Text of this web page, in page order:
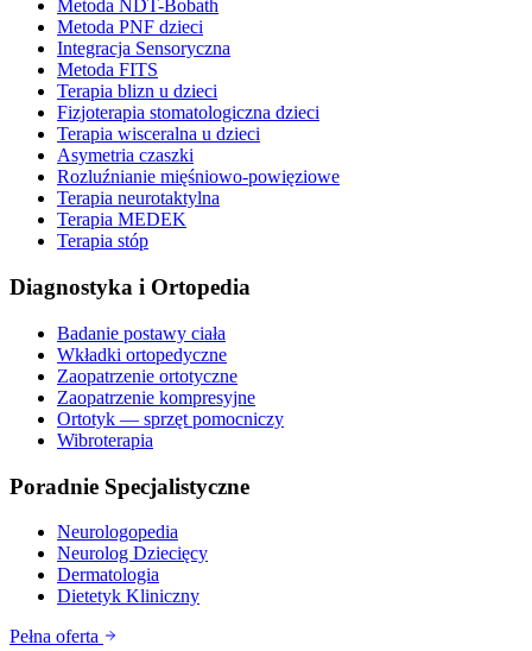
Metoda NDT-Bobath
Metoda PNF dzieci
Integracja Sensoryczna
Metoda FITS
Terapia blizn u dzieci
Fizjoterapia stomatologiczna dzieci
Terapia wisceralna u dzieci
Asymetria czaszki
Rozluźnianie mięśniowo-powięziowe
Terapia neurotaktylna
Terapia MEDEK
Terapia stóp
Diagnostyka i Ortopedia
Badanie postawy ciała
Wkładki ortopedyczne
Zaopatrzenie ortotyczne
Zaopatrzenie kompresyjne
Ortotyk — sprzęt pomocniczy
Wibroterapia
Poradnie Specjalistyczne
Neurologopedia
Neurolog Dziecięcy
Dermatologia
Dietetyk Kliniczny
Pełna oferta